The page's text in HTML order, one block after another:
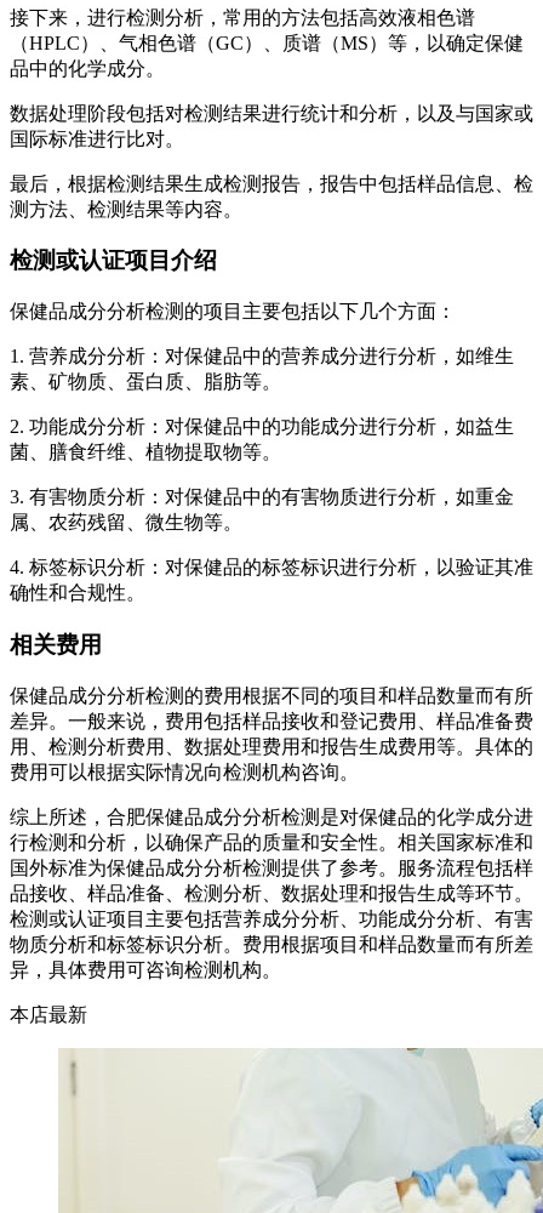
接下来，进行检测分析，常用的方法包括高效液相色谱
（HPLC）、气相色谱（GC）、质谱（MS）等，以确定保健
品中的化学成分。
数据处理阶段包括对检测结果进行统计和分析，以及与国家或
国际标准进行比对。
最后，根据检测结果生成检测报告，报告中包括样品信息、检
测方法、检测结果等内容。
检测或认证项目介绍
保健品成分分析检测的项目主要包括以下几个方面：
1. 营养成分分析：对保健品中的营养成分进行分析，如维生
素、矿物质、蛋白质、脂肪等。
2. 功能成分分析：对保健品中的功能成分进行分析，如益生
菌、膳食纤维、植物提取物等。
3. 有害物质分析：对保健品中的有害物质进行分析，如重金
属、农药残留、微生物等。
4. 标签标识分析：对保健品的标签标识进行分析，以验证其准
确性和合规性。
相关费用
保健品成分分析检测的费用根据不同的项目和样品数量而有所
差异。一般来说，费用包括样品接收和登记费用、样品准备费
用、检测分析费用、数据处理费用和报告生成费用等。具体的
费用可以根据实际情况向检测机构咨询。
综上所述，合肥保健品成分分析检测是对保健品的化学成分进
行检测和分析，以确保产品的质量和安全性。相关国家标准和
国外标准为保健品成分分析检测提供了参考。服务流程包括样
品接收、样品准备、检测分析、数据处理和报告生成等环节。
检测或认证项目主要包括营养成分分析、功能成分分析、有害
物质分析和标签标识分析。费用根据项目和样品数量而有所差
异，具体费用可咨询检测机构。
本店最新